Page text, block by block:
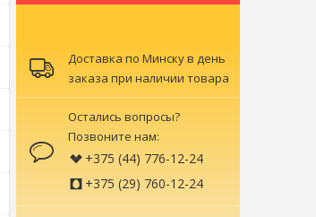
Доставка по Минску в день
заказа при наличии товара
Остались вопросы?
Позвоните нам:
+375 (44) 776-12-24
+375 (29) 760-12-24